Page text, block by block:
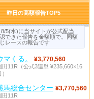
昨日の高額報告TOP5
5(水)に当サイトが公式配当
できた報告を金額順で。同額
レースの報告です
マくる。
¥3,770,560
田11R（公式3連単 ¥235,660×16
馬総合センター ¥3,770,560
田11R